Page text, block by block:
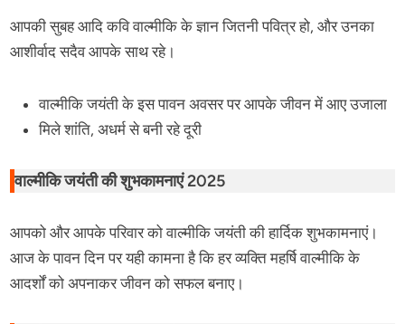
आपकी सुबह आदि कवि वाल्मीकि के ज्ञान जितनी पवित्र हो, और उनका
आशीर्वाद सदैव आपके साथ रहे।
वाल्मीकि जयंती के इस पावन अवसर पर आपके जीवन में आए उजाला
मिले शांति, अधर्म से बनी रहे दूरी
वाल्मीकि जयंती की शुभकामनाएं 2025
आपको और आपके परिवार को वाल्मीकि जयंती की हार्दिक शुभकामनाएं।
आज के पावन दिन पर यही कामना है कि हर व्यक्ति महर्षि वाल्मीकि के
आदर्शों को अपनाकर जीवन को सफल बनाए।